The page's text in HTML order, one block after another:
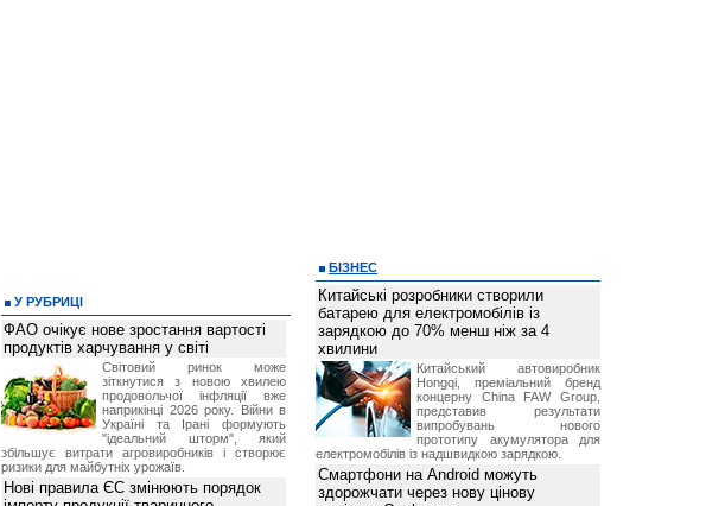
У РУБРИЦІ
ФАО очікує нове зростання вартості
продуктів харчування у світі
Світовий ринок може
зіткнутися з новою хвилею
продовольчої інфляції вже
наприкінці 2026 року. Війни в
Україні та Ірані формують
"ідеальний шторм", який
збільшує витрати агровиробників і створює
ризики для майбутніх урожаїв.
Нові правила ЄС змінюють порядок
БІЗНЕС
Китайські розробники створили
батарею для електромобілів із
зарядкою до 70% менш ніж за 4
хвилини
Китайський автовиробник
Hongqi, преміальний бренд
концерну China FAW Group,
представив результати
випробувань нового
прототипу акумулятора для
електромобілів із надшвидкою зарядкою.
Смартфони на Android можуть
здорожчати через нову цінову